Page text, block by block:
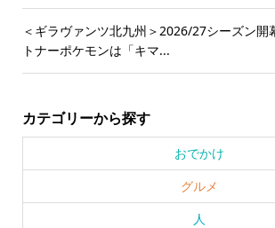
＜ギラヴァンツ北九州＞2026/27シーズン
トナーポケモンは「キマ...
カテゴリーから探す
おでかけ
グルメ
人